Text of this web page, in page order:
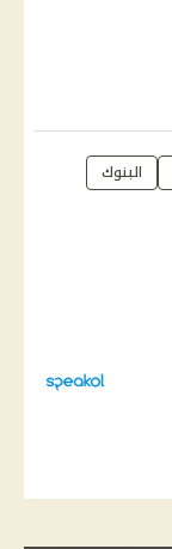
البنوك